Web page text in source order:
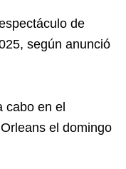
de
según anunció
cabo en el
el domingo